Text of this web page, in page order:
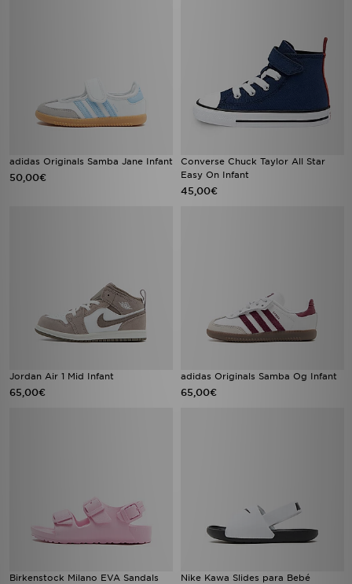
adidas Originals Samba Jane Infant
50,00€
Converse Chuck Taylor All Star
Easy On Infant
45,00€
Jordan Air 1 Mid Infant
65,00€
adidas Originals Samba Og Infant
65,00€
Birkenstock Milano EVA Sandals Nike Kawa Slides para Bebé